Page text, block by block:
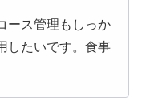
ース管理もしっか
したいです。食事